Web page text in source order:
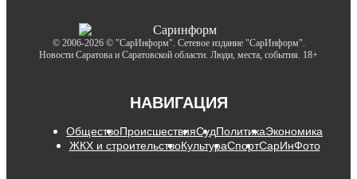
© 2006-2026 © "СарИнформ". Сетевое издание "СарИнформ".
Новости Саратова и Саратовской области. Люди, места, события. 18+
НАВИГАЦИЯ
ОбществоПроисшествияСудПолитикаЭкономика
ЖКХ и строительствоКультураСпортСарИнФото